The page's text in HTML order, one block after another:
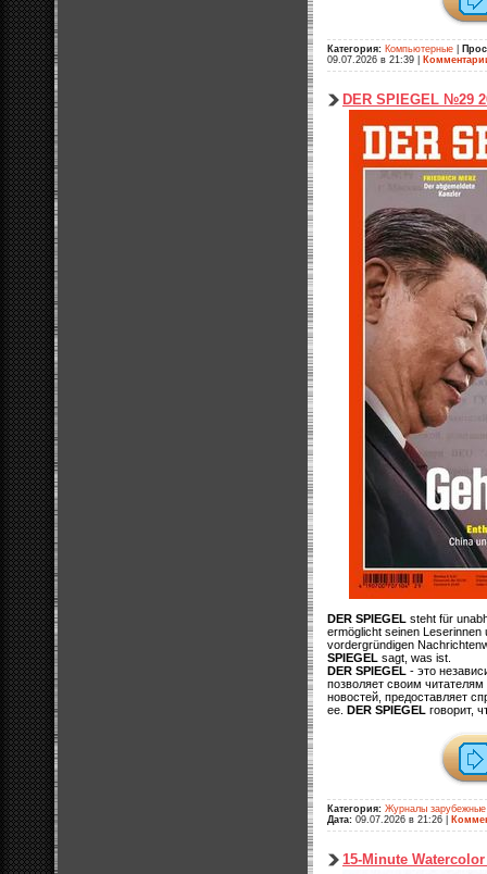
Категория: Компьютерные
09.07.2026 в 21:39
DER SPIEGEL №29
DER SPIEGEL steht für
ermöglicht seinen
vordergründigen
SPIEGEL sagt, was ist.
DER SPIEGEL - это
позволяет своим
новостей, предоставляет
ее. DER SPIEGEL говорит,
Категория: Журналы зарубежные
Дата: 09.07.2026 в 21:26
15-Minute